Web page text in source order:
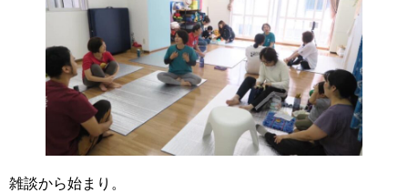
雑談から始まり。